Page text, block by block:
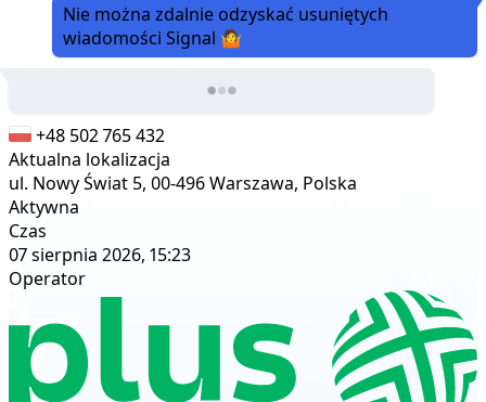
Nie można zdalnie odzyskać usuniętych
wiadomości Signal 🤷
+48 502 765 432
Aktualna lokalizacja
ul. Nowy Świat 5, 00-496 Warszawa, Polska
Aktywna
Czas
07 sierpnia 2026, 15:23
Operator